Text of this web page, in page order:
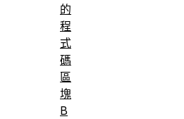
的
程
式
碼
區
塊
B